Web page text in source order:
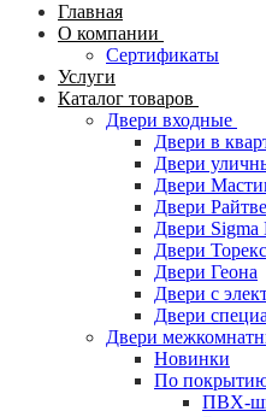
Главная
О компании
Сертификаты
Услуги
Каталог товаров
Двери входные
Двери в
Двери
Двери
Двери
Двери Sigma
Двери Торекс
Двери Геона
Двери с
Двери
Двери
Новинки
По
ПВХ-